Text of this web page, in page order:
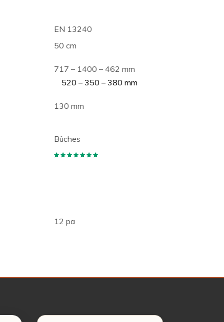
EN 13240
50 cm
717 – 1400 – 462 mm
520 – 350 – 380 mm
130 mm
Bûches
12 pa